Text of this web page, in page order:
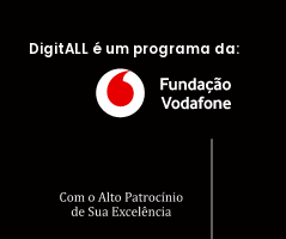
DigitALL é um programa da: